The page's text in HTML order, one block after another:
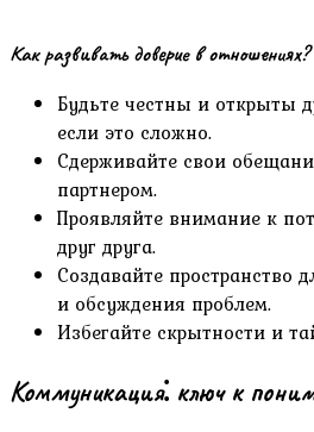
Как развивать доверие в отношениях?
Будьте честны и открыты
если это сложно.
Сдерживайте свои
партнером.
Проявляйте внимание к
друг друга.
Создавайте пространство
и обсуждения проблем.
Избегайте скрытности и
Коммуникация⁚ ключ к